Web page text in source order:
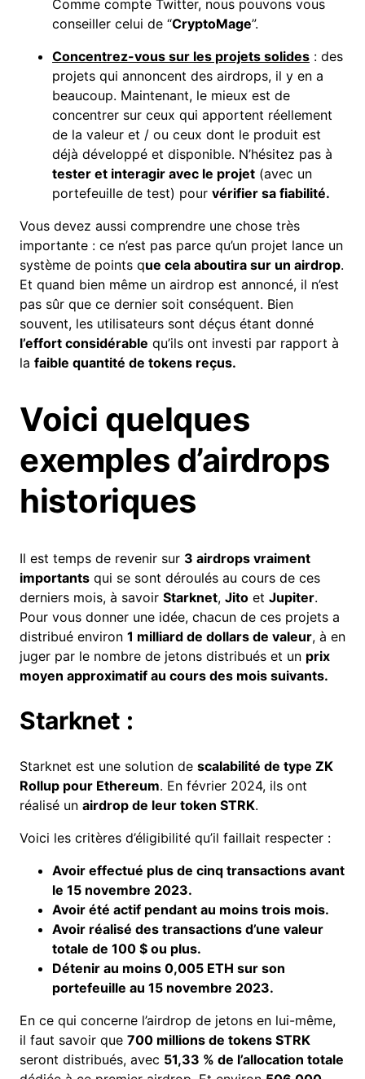
Comme compte Twitter, nous pouvons vous
conseiller celui de “CryptoMage”.
Concentrez-vous sur les projets solides : des
projets qui annoncent des airdrops, il y en a
beaucoup. Maintenant, le mieux est de
concentrer sur ceux qui apportent réellement
de la valeur et / ou ceux dont le produit est
déjà développé et disponible. N’hésitez pas à
tester et interagir avec le projet (avec un
portefeuille de test) pour vérifier sa fiabilité.
Vous devez aussi comprendre une chose très
importante : ce n’est pas parce qu’un projet lance un
système de points que cela aboutira sur un airdrop.
Et quand bien même un airdrop est annoncé, il n’est
pas sûr que ce dernier soit conséquent. Bien
souvent, les utilisateurs sont déçus étant donné
l’effort considérable qu’ils ont investi par rapport à
la faible quantité de tokens reçus.
Voici quelques
exemples d’airdrops
historiques
Il est temps de revenir sur 3 airdrops vraiment
importants qui se sont déroulés au cours de ces
derniers mois, à savoir Starknet, Jito et Jupiter.
Pour vous donner une idée, chacun de ces projets a
distribué environ 1 milliard de dollars de valeur, à en
juger par le nombre de jetons distribués et un prix
moyen approximatif au cours des mois suivants.
Starknet :
Starknet est une solution de scalabilité de type ZK
Rollup pour Ethereum. En février 2024, ils ont
réalisé un airdrop de leur token STRK.
Voici les critères d’éligibilité qu’il faillait respecter :
Avoir effectué plus de cinq transactions avant
le 15 novembre 2023.
Avoir été actif pendant au moins trois mois.
Avoir réalisé des transactions d’une valeur
totale de 100 $ ou plus.
Détenir au moins 0,005 ETH sur son
portefeuille au 15 novembre 2023.
En ce qui concerne l’airdrop de jetons en lui-même,
il faut savoir que 700 millions de tokens STRK
seront distribués, avec 51,33 % de l’allocation totale